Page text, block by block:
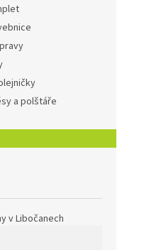
a polštáře
v Libočanech